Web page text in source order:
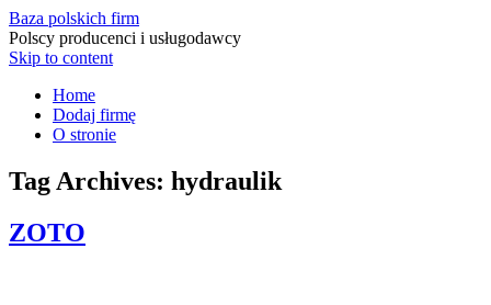
Baza polskich firm
Polscy producenci i usługodawcy
Skip to content
Home
Dodaj firmę
O stronie
Tag Archives: hydraulik
ZOTO